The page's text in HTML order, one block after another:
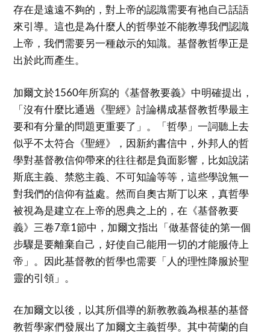
存在是遠遠不夠的，對上帝的認識需要有祂自己話語
來引導。這也是為什麼人的哲學並不能教導我們認識
上帝，我們需要另一種啟示的知識。基督教哲學正是
出於此而產生。
加爾文於1560年所寫的《基督教要義》中明確提出，
「沒有什麼比通過《聖經》討論構成基督教哲學最主
要和有分量的問題更重要了」。「哲學」一詞聽上去
似乎不太符合《聖經》，因新約書信中，外邦人的哲
學對基督教信仰帶來的往往都是負面影響，比如說諾
斯底主義、禁慾主義、不可知論等等，這些學說無一
對我們的信仰有益處。然而自奧古斯丁以來，真哲學
被視為是建立在上帝的恩典之上的，在《基督教要
義》三卷7章1節中，加爾文指出「做基督徒的第一個
步驟是要離棄自己，好使自己能用一切的才能服侍上
帝」。因此基督教的哲學也需要「人的理性降服於聖
靈的引領」。
在加爾文以後，以其所倡導的新教教義為根基的基督
教哲學家們發展出了加爾文主義哲學。其中荷蘭的自